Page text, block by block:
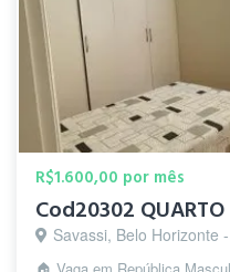
R$1.600,00 por mês
Savassi, Belo Horizonte